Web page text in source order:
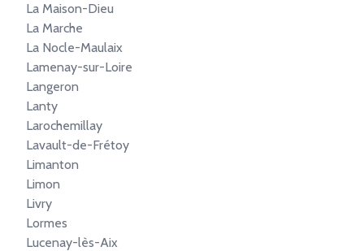
La Maison-Dieu
La Marche
La Nocle-Maulaix
Lamenay-sur-Loire
Langeron
Lanty
Larochemillay
Lavault-de-Frétoy
Limanton
Limon
Livry
Lormes
Lucenay-lès-Aix